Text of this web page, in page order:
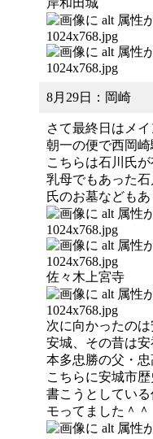
岸和田城
8月29日：岡崎
さて最終日はメ
朝一の便で西岡
こちらは石川氏
乳母でもあった
氏のお墓などもあ
佐々木上宮寺
次に向かったのは
安城、その昔は
本多忠勝の父・忠
こちらに安城市
書こうとしてい
モってました＾＾